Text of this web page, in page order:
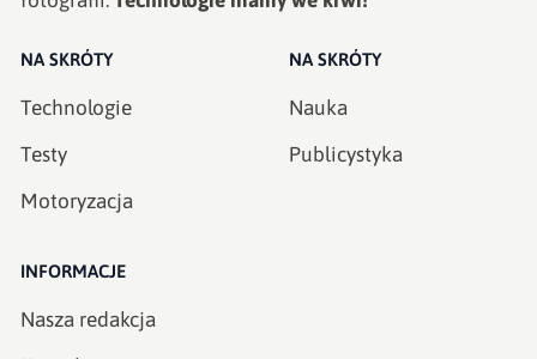
NA SKRÓTY
Technologie
Testy
Motoryzacja
NA SKRÓTY
Nauka
Publicystyka
INFORMACJE
Nasza redakcja